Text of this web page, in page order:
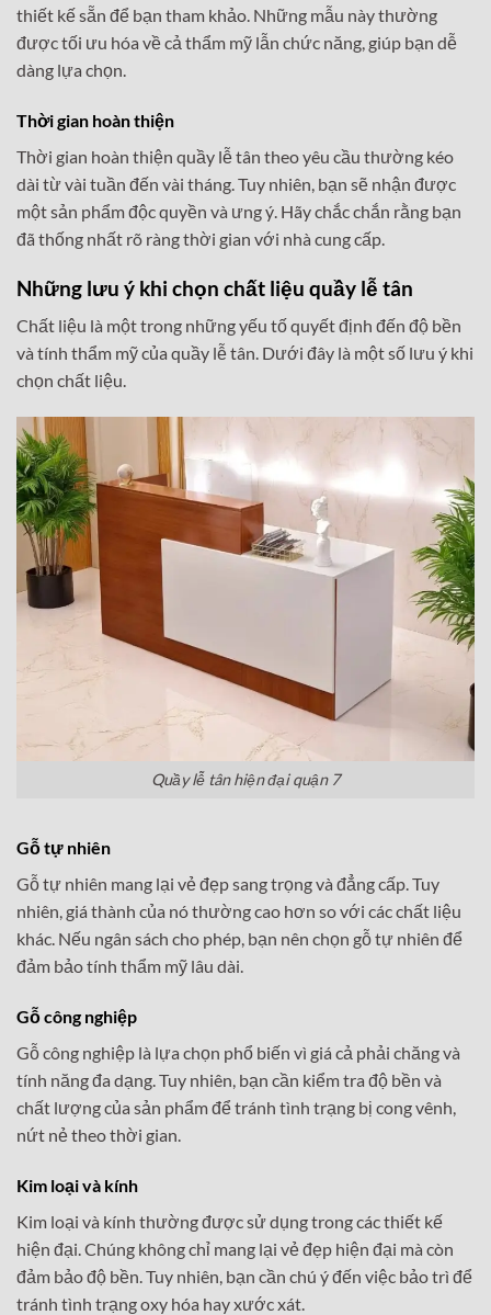
thiết kế sẵn để bạn tham khảo. Những mẫu này thường
được tối ưu hóa về cả thẩm mỹ lẫn chức năng, giúp bạn dễ
dàng lựa chọn.
Thời gian hoàn thiện
Thời gian hoàn thiện quầy lễ tân theo yêu cầu thường kéo
dài từ vài tuần đến vài tháng. Tuy nhiên, bạn sẽ nhận được
một sản phẩm độc quyền và ưng ý. Hãy chắc chắn rằng bạn
đã thống nhất rõ ràng thời gian với nhà cung cấp.
Những lưu ý khi chọn chất liệu quầy lễ tân
Chất liệu là một trong những yếu tố quyết định đến độ bền
và tính thẩm mỹ của quầy lễ tân. Dưới đây là một số lưu ý khi
chọn chất liệu.
Quầy lễ tân hiện đại quận 7
Gỗ tự nhiên
Gỗ tự nhiên mang lại vẻ đẹp sang trọng và đẳng cấp. Tuy
nhiên, giá thành của nó thường cao hơn so với các chất liệu
khác. Nếu ngân sách cho phép, bạn nên chọn gỗ tự nhiên để
đảm bảo tính thẩm mỹ lâu dài.
Gỗ công nghiệp
Gỗ công nghiệp là lựa chọn phổ biến vì giá cả phải chăng và
tính năng đa dạng. Tuy nhiên, bạn cần kiểm tra độ bền và
chất lượng của sản phẩm để tránh tình trạng bị cong vênh,
nứt nẻ theo thời gian.
Kim loại và kính
Kim loại và kính thường được sử dụng trong các thiết kế
hiện đại. Chúng không chỉ mang lại vẻ đẹp hiện đại mà còn
đảm bảo độ bền. Tuy nhiên, bạn cần chú ý đến việc bảo trì để
tránh tình trạng oxy hóa hay xước xát.